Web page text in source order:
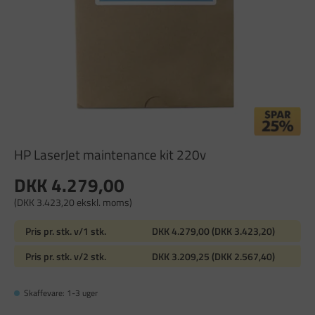
HP LaserJet maintenance kit 220v
DKK 4.279,00
(DKK 3.423,20 ekskl. moms)
Pris pr. stk. v/1 stk.
DKK 4.279,00 (DKK 3.423,20)
Pris pr. stk. v/2 stk.
DKK 3.209,25 (DKK 2.567,40)
Skaffevare: 1-3 uger